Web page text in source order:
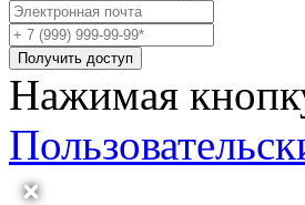
Получить доступ
Нажимая